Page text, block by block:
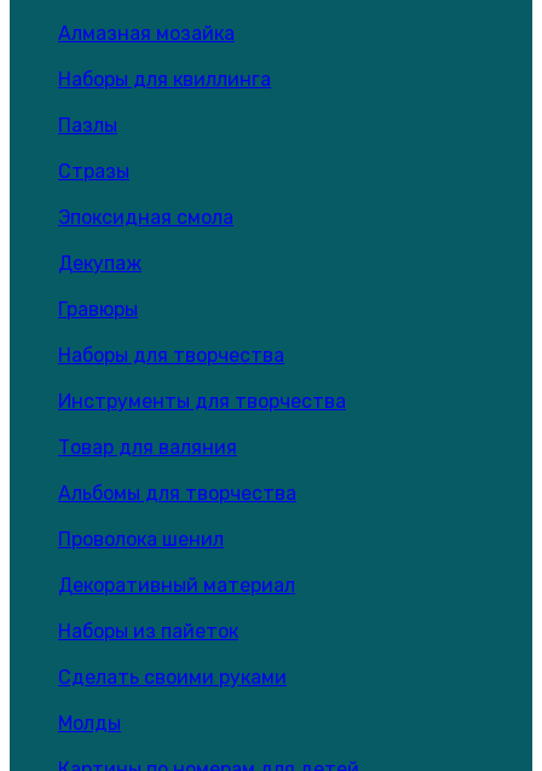
Алмазная мозайка
Наборы для квиллинга
Пазлы
Стразы
Эпоксидная смола
Декупаж
Гравюры
Наборы для творчества
Инструменты для творчества
Товар для валяния
Альбомы для творчества
Проволока шенил
Декоративный материал
Наборы из пайеток
Сделать своими руками
Молды